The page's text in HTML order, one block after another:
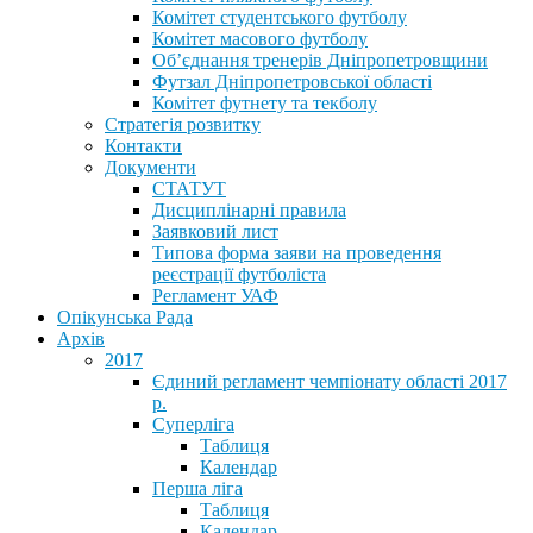
Комітет студентського футболу
Комітет масового футболу
Обʼєднання тренерів Дніпропетровщини
Футзал Дніпропетровської області
Комітет футнету та текболу
Стратегія розвитку
Контакти
Документи
СТАТУТ
Дисциплінарні правила
Заявковий лист
Типова форма заяви на проведення
реєстрації футболіста
Регламент УАФ
Опікунська Рада
Архів
2017
Єдиний регламент чемпіонату області 2017
р.
Суперліга
Таблиця
Календар
Перша ліга
Таблиця